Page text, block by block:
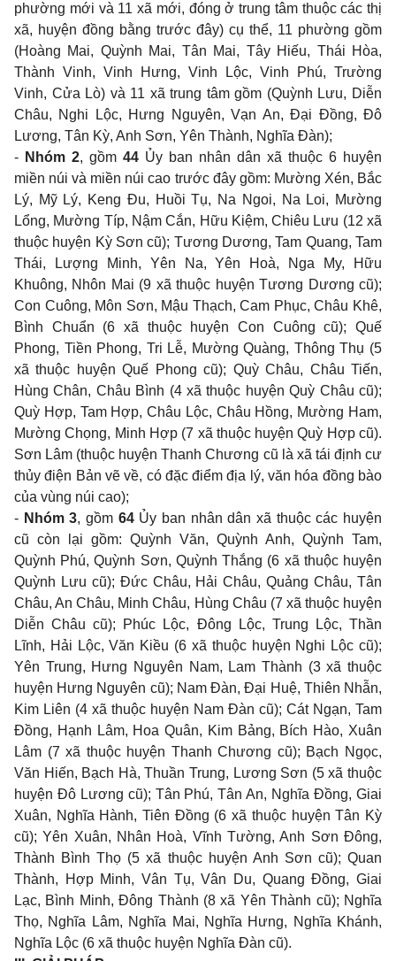
phường mới và 11 xã mới, đóng ở trung tâm thuộc các thị
xã, huyện đồng bằng trước đây) cụ thể, 11 phường gồm
(Hoàng Mai, Quỳnh Mai, Tân Mai, Tây Hiếu, Thái Hòa,
Thành Vinh, Vinh Hưng, Vinh Lộc, Vinh Phú, Trường
Vinh, Cửa Lò) và 11 xã trung tâm gồm (Quỳnh Lưu, Diễn
Châu, Nghi Lộc, Hưng Nguyên, Vạn An, Đại Đồng, Đô
Lương, Tân Kỳ, Anh Sơn, Yên Thành, Nghĩa Đàn);
- Nhóm 2, gồm 44 Ủy ban nhân dân xã thuộc 6 huyện
miền núi và miền núi cao trước đây gồm: Mường Xén, Bắc
Lý, Mỹ Lý, Keng Đu, Huồi Tụ, Na Ngoi, Na Loi, Mường
Lổng, Mường Típ, Nậm Cắn, Hữu Kiệm, Chiêu Lưu (12 xã
thuộc huyện Kỳ Sơn cũ); Tương Dương, Tam Quang, Tam
Thái, Lượng Minh, Yên Na, Yên Hoà, Nga My, Hữu
Khuông, Nhôn Mai (9 xã thuộc huyện Tương Dương cũ);
Con Cuông, Môn Sơn, Mậu Thạch, Cam Phục, Châu Khê,
Bình Chuẩn (6 xã thuộc huyện Con Cuông cũ); Quế
Phong, Tiền Phong, Tri Lễ, Mường Quàng, Thông Thụ (5
xã thuộc huyện Quế Phong cũ); Quỳ Châu, Châu Tiến,
Hùng Chân, Châu Bình (4 xã thuộc huyện Quỳ Châu cũ);
Quỳ Hợp, Tam Hợp, Châu Lộc, Châu Hồng, Mường Ham,
Mường Chọng, Minh Hợp (7 xã thuộc huyện Quỳ Hợp cũ).
Sơn Lâm (thuộc huyện Thanh Chương cũ là xã tái định cư
thủy điện Bản vẽ về, có đặc điểm địa lý, văn hóa đồng bào
của vùng núi cao);
- Nhóm 3, gồm 64Ủy ban nhân dân xã thuộc các huyện
cũ còn lại gồm: Quỳnh Văn, Quỳnh Anh, Quỳnh Tam,
Quỳnh Phú, Quỳnh Sơn, Quỳnh Thắng (6 xã thuộc huyện
Quỳnh Lưu cũ); Đức Châu, Hải Châu, Quảng Châu, Tân
Châu, An Châu, Minh Châu, Hùng Châu (7 xã thuộc huyện
Diễn Châu cũ); Phúc Lộc, Đông Lộc, Trung Lộc, Thần
Lĩnh, Hải Lộc, Văn Kiều (6 xã thuộc huyện Nghi Lộc cũ);
Yên Trung, Hưng Nguyên Nam, Lam Thành (3 xã thuộc
huyện Hưng Nguyên cũ); Nam Đàn, Đại Huệ, Thiên Nhẫn,
Kim Liên (4 xã thuộc huyện Nam Đàn cũ); Cát Ngạn, Tam
Đồng, Hạnh Lâm, Hoa Quân, Kim Bảng, Bích Hào, Xuân
Lâm (7 xã thuộc huyện Thanh Chương cũ); Bạch Ngọc,
Văn Hiến, Bạch Hà, Thuần Trung, Lương Sơn (5 xã thuộc
huyện Đô Lương cũ); Tân Phú, Tân An, Nghĩa Đồng, Giai
Xuân, Nghĩa Hành, Tiên Đồng (6 xã thuộc huyện Tân Kỳ
cũ); Yên Xuân, Nhân Hoà, Vĩnh Tường, Anh Sơn Đông,
Thành Bình Thọ (5 xã thuộc huyện Anh Sơn cũ); Quan
Thành, Hợp Minh, Vân Tụ, Vân Du, Quang Đồng, Giai
Lạc, Bình Minh, Đông Thành (8 xã Yên Thành cũ); Nghĩa
Thọ, Nghĩa Lâm, Nghĩa Mai, Nghĩa Hưng, Nghĩa Khánh,
Nghĩa Lộc (6 xã thuộc huyện Nghĩa Đàn cũ).